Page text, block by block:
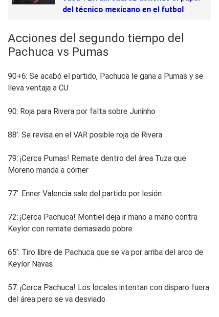
del técnico mexicano en el futbol
Acciones del segundo tiempo del
Pachuca vs Pumas
90+6: Se acabó el partido, Pachuca le gana a Pumas y se
lleva ventaja a CU
90: Roja para Rivera por falta sobre Juninho
88’: Se revisa en el VAR posible roja de Rivera
79: ¡Cerca Pumas! Remate dentro del área Tuza que
Moreno manda a córner
77’: Enner Valencia sale del partido por lesión
72: ¡Cerca Pachuca! Montiel deja ir mano a mano contra
Keylor con remate demasiado pobre
65’: Tiro libre de Pachuca que se va por arriba del arco de
Keylor Navas
57: ¡Cerca Pachuca! Los locales intentan con disparo fuera
del área pero se va desviado